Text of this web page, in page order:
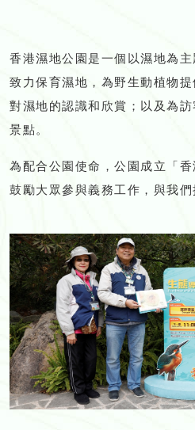
香港濕地公園是一個以濕地為
致力保育濕地，為野生動植物
對濕地的認識和欣賞；以及為
景點。
為配合公園使命，公園成立「香
鼓勵大眾參與義務工作，與我們